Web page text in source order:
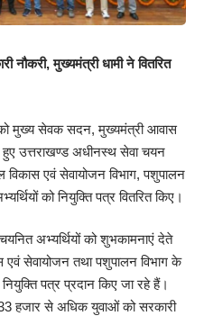
नौकरी, मुख्यमंत्री धामी ने वितरित
को मुख्य सेवक सदन, मुख्यमंत्री आवास
उत्तराखण्ड अधीनस्थ सेवा चयन
एवं सेवायोजन विभाग, पशुपालन
को नियुक्ति पत्र वितरित किए।
अभ्यर्थियों को शुभकामनाएं देते
एवं सेवायोजन तथा पशुपालन विभाग के
पत्र प्रदान किए जा रहे हैं।
33 हजार से अधिक युवाओं को सरकारी